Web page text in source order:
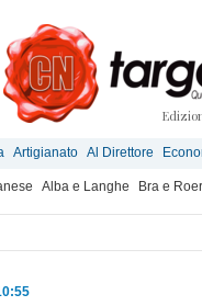
Artigianato Al Direttore
Alba e Langhe Bra e